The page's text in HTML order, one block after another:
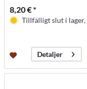
8,20 € *
Tillfälligt slut i lager,
Detaljer